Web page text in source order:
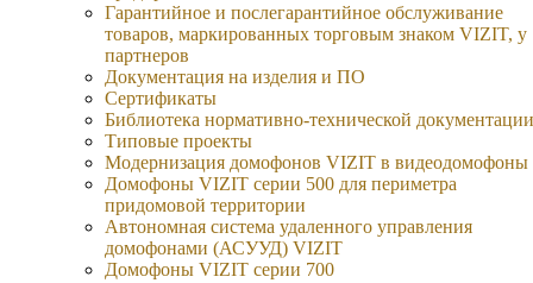
Гарантийное и послегарантийное обслуживание
товаров, маркированных торговым знаком VIZIT, у
партнеров
Документация на изделия и ПО
Сертификаты
Библиотека нормативно-технической документации
Типовые проекты
Модернизация домофонов VIZIT в видеодомофоны
Домофоны VIZIT серии 500 для периметра
придомовой территории
Автономная система удаленного управления
домофонами (АСУУД) VIZIT
Домофоны VIZIT серии 700